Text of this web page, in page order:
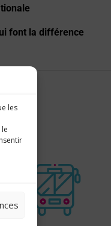
les
font la différence